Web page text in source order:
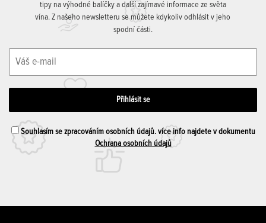
tipy na výhodné balíčky a další zajímavé informace ze světa
vína. Z našeho newsletteru se můžete kdykoliv odhlásit v jeho
spodní části.
Souhlasím se zpracováním osobních údajů. více info najdete v dokumentu
Ochrana osobních údajů